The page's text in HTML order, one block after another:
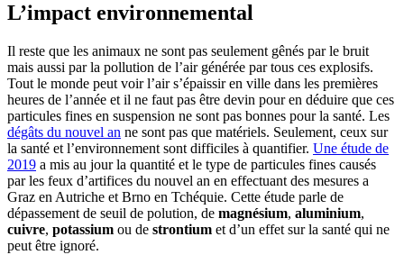
L’impact environnemental
Il reste que les animaux ne sont pas seulement gênés par le bruit
mais aussi par la pollution de l’air générée par tous ces explosifs.
Tout le monde peut voir l’air s’épaissir en ville dans les premières
heures de l’année et il ne faut pas être devin pour en déduire que ces
particules fines en suspension ne sont pas bonnes pour la santé. Les
dégâts du nouvel an ne sont pas que matériels. Seulement, ceux sur
la santé et l’environnement sont difficiles à quantifier. Une étude de
2019 a mis au jour la quantité et le type de particules fines causés
par les feux d’artifices du nouvel an en effectuant des mesures a
Graz en Autriche et Brno en Tchéquie. Cette étude parle de
dépassement de seuil de polution, de magnésium, aluminium,
cuivre, potassium ou de strontium et d’un effet sur la santé qui ne
peut être ignoré.